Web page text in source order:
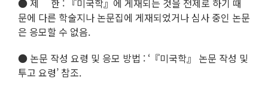
● 제 한 : 『미국학』에 게재되는 것을 전제로 하기 때
문에 다른 학술지나 논문집에 게재되었거나 심사 중인 논문
은 응모할 수 없음.
● 논문 작성 요령 및 응모 방법 : ‘『미국학』 논문 작성 및
투고 요령’ 참조.